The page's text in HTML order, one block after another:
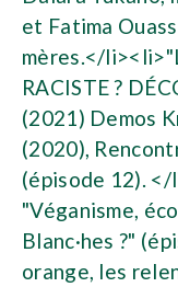
et Fatima
mères.</
RACISTE ?
(2021) Demos
(2020),
(épisode 12).
"Véganisme,
Blanc·hes ?"
orange, les